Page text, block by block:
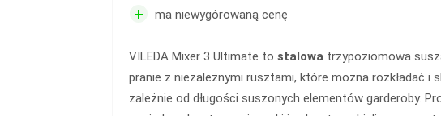
+ ma niewygórowaną cenę
VILEDA Mixer 3 Ultimate to stalowa trzypoziomowa
pranie z niezależnymi rusztami, które można rozkładać i
zależnie od długości suszonych elementów garderoby.